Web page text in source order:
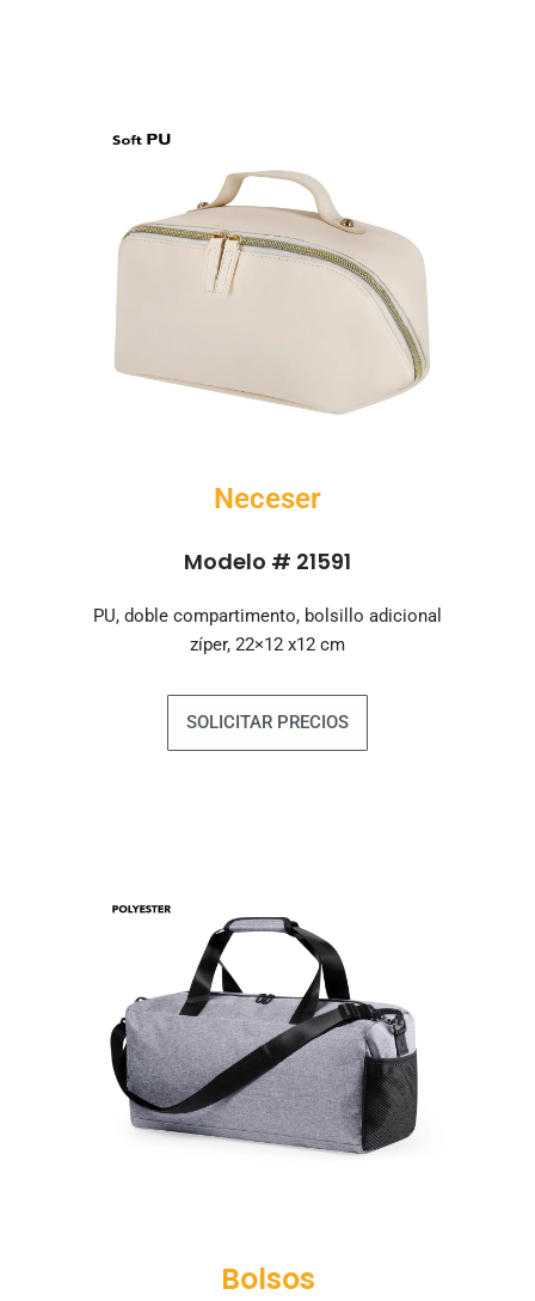
Neceser
Modelo # 21591
PU, doble compartimento, bolsillo adicional
zíper, 22×12 x12 cm
SOLICITAR PRECIOS
Bolsos